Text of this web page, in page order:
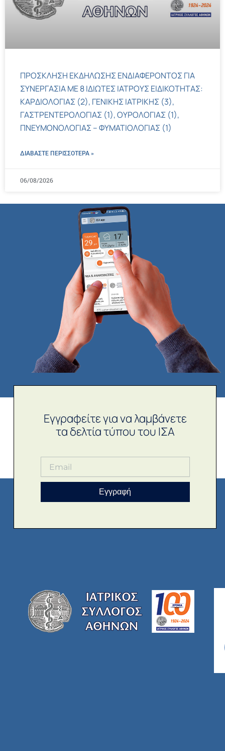
ΠΡΟΣΚΛΗΣΗ ΕΚΔΗΛΩΣΗΣ ΕΝΔΙΑΦΕΡΟΝΤΟΣ ΓΙΑ
ΣΥΝΕΡΓΑΣΙΑ ΜΕ 8 ΙΔΙΩΤΕΣ ΙΑΤΡΟΥΣ ΕΙΔΙΚΟΤΗΤΑΣ:
ΚΑΡΔΙΟΛΟΓΙΑΣ (2), ΓΕΝΙΚΗΣ ΙΑΤΡΙΚΗΣ (3),
ΓΑΣΤΡΕΝΤΕΡΟΛΟΓΙΑΣ (1), ΟΥΡΟΛΟΓΙΑΣ (1),
ΠΝΕΥΜΟΝΟΛΟΓΙΑΣ – ΦΥΜΑΤΙΟΛΟΓΙΑΣ (1)
ΔΙΑΒΑΣΤΕ ΠΕΡΙΣΣΌΤΕΡΑ »
06/08/2026
Εγγραφείτε για να λαμβάνετε
τα δελτία τύπου του ΙΣΑ
Εγγραφή